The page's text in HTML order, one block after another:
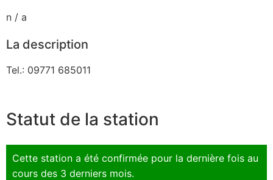
n / a
La description
Tel.: 09771 685011
Statut de la station
Cette station a été confirmée pour la dernière fois au
cours des 3 derniers mois.